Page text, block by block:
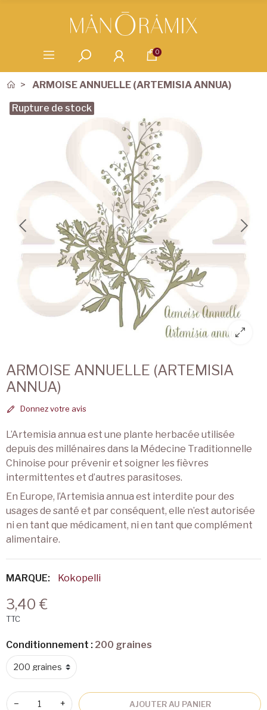
0
ARMOISE ANNUELLE (ARTEMISIA ANNUA)
Rupture de stock
ARMOISE ANNUELLE (ARTEMISIA
ANNUA)
Donnez votre avis
L’Artemisia annua est une plante herbacée utilisée
depuis des millénaires dans la Médecine Traditionnelle
Chinoise pour prévenir et soigner les fièvres
intermittentes et d’autres parasitoses.
En Europe, l’Artemisia annua est interdite pour des
usages de santé et par conséquent, elle n’est autorisée
ni en tant que médicament, ni en tant que complément
alimentaire.
MARQUE: Kokopelli
3,40 €
TTC
Conditionnement : 200 graines
− + AJOUTER AU PANIER